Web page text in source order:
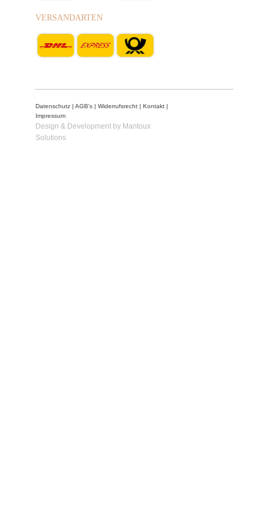
VERSANDARTEN
Datenschutz AGB's Widerrufsrecht Kontakt
Impressum
Design & Development by Mantoux
Solutions